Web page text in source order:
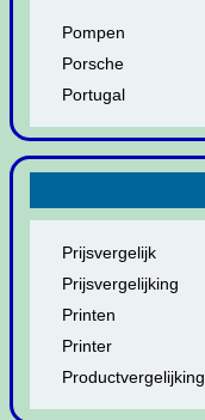
Pompen
Porsche
Portugal
Prijsvergelijk
Prijsvergelijking
Printen
Printer
Productvergelijking